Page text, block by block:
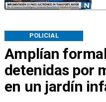
Amplían
detenidas por
en un jardín
POLICIAL